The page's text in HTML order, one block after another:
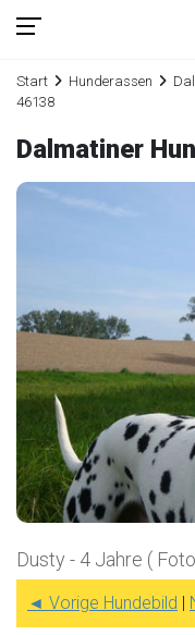
Start Hunderassen
46138
Dalmatiner
Dusty - 4 Jahre (
◄ Vorige Hundebild |